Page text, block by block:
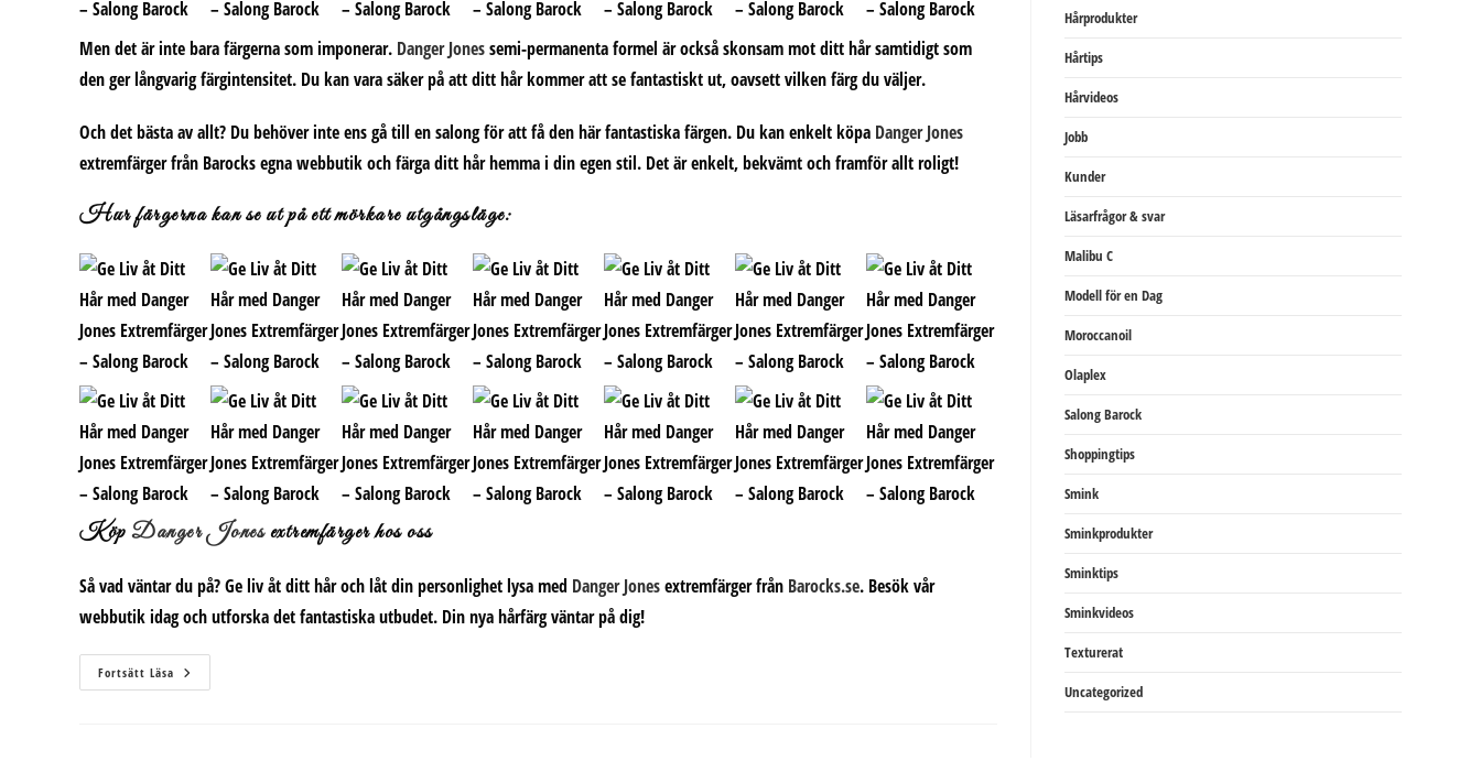
Men det är inte bara färgerna som imponerar. Danger Jonessemi-permanenta formel är också skonsam mot ditt hår samtidigt som
den ger långvarig färgintensitet. Du kan vara säker på att ditt hår kommer att se fantastiskt ut, oavsett vilken färg du väljer.
Och det bästa av allt? Du behöver inte ens gå till en salong för att få den här fantastiska färgen. Du kan enkelt köpa Danger Jones
extremfärger från Barocks egna webbutik och färga ditt hår hemma i din egen stil. Det är enkelt, bekvämt och framför allt roligt!
Hur färgerna kan se ut på ett mörkare utgångsläge:
Köp Danger Jonesextremfärger hos oss
Så vad väntar du på? Ge liv åt ditt hår och låt din personlighet lysa med Danger Jonesextremfärger från Barocks.se. Besök vår
webbutik idag och utforska det fantastiska utbudet. Din nya hårfärg väntar på dig!
Fortsätt Läsa Ge
Liv
Hårprodukter
Hårtips
Hårvideos
Jobb
Kunder
Läsarfrågor & svar
Malibu C
Modell för en Dag
Moroccanoil
Olaplex
Salong Barock
Shoppingtips
Smink
Sminkprodukter
Sminktips
Sminkvideos
Texturerat
Uncategorized